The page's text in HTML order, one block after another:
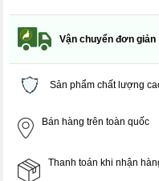
Vận chuyển đơn giản
Sản phẩm chất lượng
Bán hàng trên toàn quốc
Thanh toán khi nhận